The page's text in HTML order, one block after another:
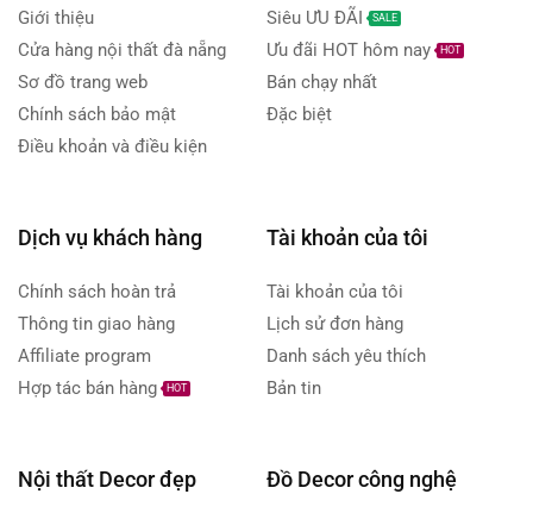
Giới thiệu
Cửa hàng nội thất đà nẵng
Sơ đồ trang web
Chính sách bảo mật
Điều khoản và điều kiện
Siêu ƯU ĐÃI SALE
Ưu đãi HOT hôm nay HOT
Bán chạy nhất
Đặc biệt
Dịch vụ khách hàng
Chính sách hoàn trả
Thông tin giao hàng
Affiliate program
Hợp tác bán hàng
HOT
Tài khoản của tôi
Tài khoản của tôi
Lịch sử đơn hàng
Danh sách yêu thích
Bản tin
Nội thất Decor đẹp Đồ Decor công nghệ